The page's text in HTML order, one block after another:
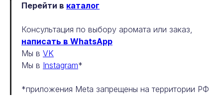
Перейти в каталог
Консультация по выбору аромата или заказ,
написать в WhatsApp
Мы в VK
Мы в Instagram*
*приложения Meta запрещены на территории РФ